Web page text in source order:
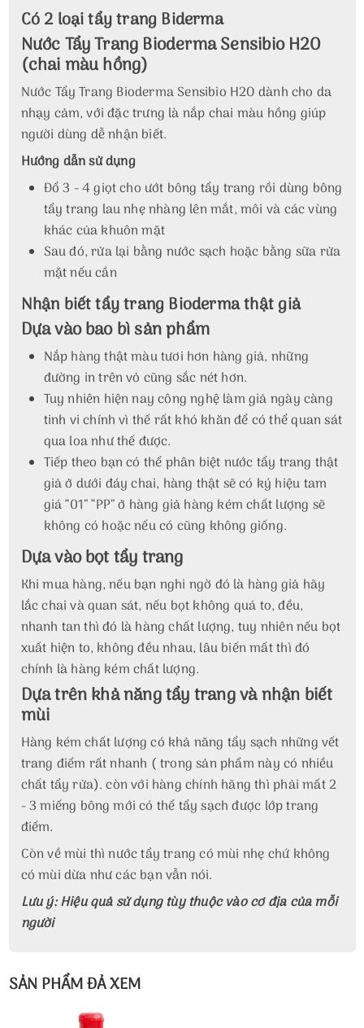
Có 2 loại tẩy trang Biderma
Nước Tẩy Trang Bioderma Sensibio H2O
(chai màu hồng)
Nước Tẩy Trang Bioderma Sensibio H2O dành cho da
nhạy cảm, với đặc trưng là nắp chai màu hồng giúp
người dùng dễ nhận biết.
Hướng dẫn sử dụng
Đổ 3 - 4 giọt cho ướt bông tẩy trang rồi dùng bông
tẩy trang lau nhẹ nhàng lên mắt, môi và các vùng
khác của khuôn mặt
Sau đó, rửa lại bằng nước sạch hoặc bằng sữa rửa
mặt nếu cần
Nhận biết tẩy trang Bioderma thật giả
Dựa vào bao bì sản phẩm
Nắp hàng thật màu tươi hơn hàng giả, những
đường in trên vỏ cũng sắc nét hơn.
Tuy nhiên hiện nay công nghệ làm giả ngày càng
tinh vi chính vì thế rất khó khăn để có thể quan sát
qua loa như thế được.
Tiếp theo bạn có thể phân biệt nước tẩy trang thật
giả ở dưới đáy chai, hàng thật sẽ có ký hiệu tam
giá “01” “PP” ở hàng giả hàng kém chất lượng sẽ
không có hoặc nếu có cũng không giống.
Dựa vào bọt tẩy trang
Khi mua hàng, nếu bạn nghi ngờ đó là hàng giả hãy
lắc chai và quan sát, nếu bọt không quá to, đều,
nhanh tan thì đó là hàng chất lượng, tuy nhiên nếu bọt
xuất hiện to, không đều nhau, lâu biến mất thì đó
chính là hàng kém chất lượng.
Dựa trên khả năng tẩy trang và nhận biết
mùi
Hàng kém chất lượng có khả năng tẩy sạch những vết
trang điểm rất nhanh ( trong sản phẩm này có nhiều
chất tẩy rửa). còn với hàng chính hãng thì phải mất 2
- 3 miếng bông mới có thể tẩy sạch được lớp trang
điểm.
Còn về mùi thì nước tẩy trang có mùi nhẹ chứ không
có mùi dừa như các bạn vẫn nói.
Lưu ý: Hiệu quả sử dụng tùy thuộc vào cơ địa của mỗi
người
SẢN PHẨM ĐẢ XEM